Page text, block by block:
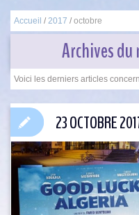
Accueil / 2017 / octobre
Archives du
23 OCTOBRE